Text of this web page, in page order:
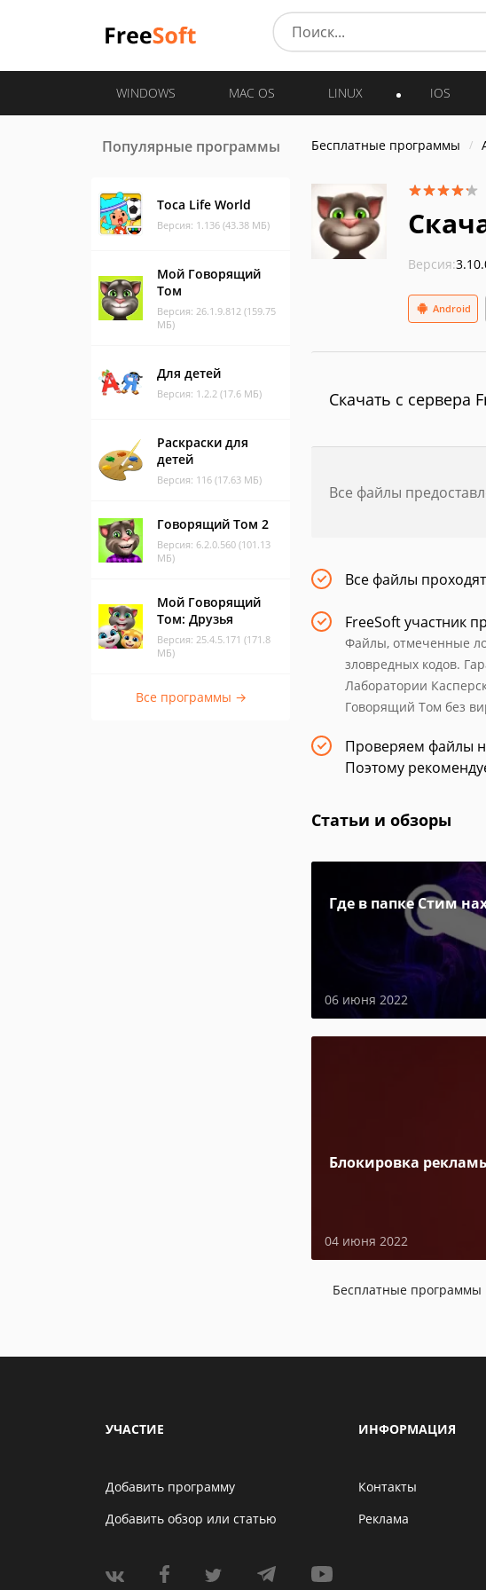
WINDOWS MAC OS LINUX IOS
Популярные программы
Toca Life World
Версия: 1.136 (43.38 МБ)
Мой Говорящий
Том
Версия: 26.1.9.812 (159.75
МБ)
Для детей
Версия: 1.2.2 (17.6 МБ)
Раскраски для
детей
Версия: 116 (17.63 МБ)
Говорящий Том 2
Версия: 6.2.0.560 (101.13
МБ)
Мой Говорящий
Том: Друзья
Версия: 25.4.5.171 (171.8
МБ)
Все программы →
Бесплатные программы
Версия:
Android
Скачать с сервера
Все файлы
Все файлы
FreeSoft участник
Файлы, отмеченные
зловредных кодов.
Лаборатории
Говорящий Том без
Проверяем файлы
Поэтому
Статьи и обзоры
Где в папке Стим
06 июня 2022
Блокировка
04 июня 2022
Бесплатные программы
УЧАСТИЕ
Добавить программу
Добавить обзор или статью
ИНФОРМАЦИЯ
Контакты
Реклама